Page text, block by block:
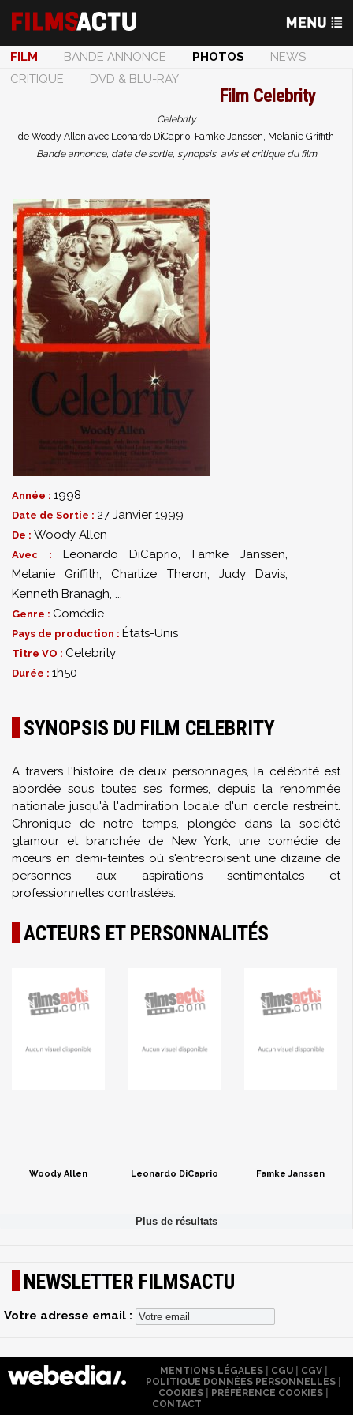
FILM BANDE ANNONCE PHOTOS
NEWS
CRITIQUE
DVD & BLU-RAY
Film Celebrity
Celebrity
de Woody Allen avec Leonardo DiCaprio, Famke Janssen, Melanie Griffith
Bande annonce, date de sortie, synopsis, avis et critique du film
Année : 1998
Date de Sortie : 27 Janvier 1999
De : Woody Allen
Avec : Leonardo DiCaprio,Famke Janssen,
Melanie Griffith, Charlize Theron, Judy Davis,
Kenneth Branagh, ...
Genre : Comédie
Pays de production : États-Unis
Titre VO : Celebrity
Durée : 1h50
SYNOPSIS DU FILM CELEBRITY
A travers l'histoire de deux personnages, la célébrité est
abordée sous toutes ses formes, depuis la renommée
nationale jusqu'à l'admiration locale d'un cercle restreint.
Chronique de notre temps, plongée dans la société
glamour et branchée de New York, une comédie de
mœurs en demi-teintes où s'entrecroisent une dizaine de
personnes aux aspirations sentimentales et
professionnelles contrastées.
ACTEURS ET PERSONNALITÉS
Woody Allen Leonardo DiCaprio Famke Janssen
NEWSLETTER FILMSACTU
Votre adresse email :
MENTIONS LÉGALES| CGU| CGV|
POLITIQUE DONNÉES PERSONNELLES
COOKIES
PRÉFÉRENCE COOKIES
CONTACT